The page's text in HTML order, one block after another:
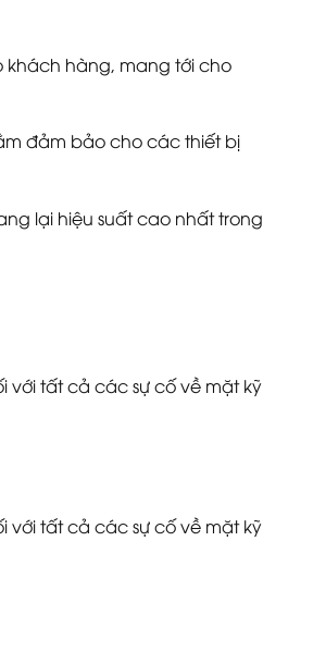
khách hàng, mang tới cho
đảm bảo cho các thiết bị
lại hiệu suất cao nhất trong
với tất cả các sự cố về mặt kỹ
với tất cả các sự cố về mặt kỹ